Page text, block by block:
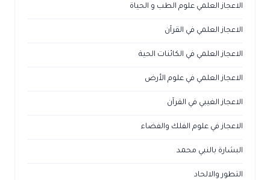
الاعجاز العلمي علوم الطب و الحياة
الاعجاز العلمي في القرآن
الاعجاز العلمي في الكائنات الحية
الاعجاز العلمي في علوم الأرض
الاعجاز الغيبي في القرآن
الاعجاز في علوم الفلك والفضاء
البشارة بالنبي محمد
التطور والالحاد